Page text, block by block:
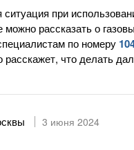
при
рассказать о
по номеру
что делать
3 июня 2024